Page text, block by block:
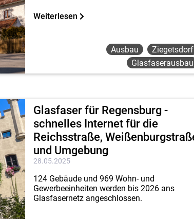
Weiterlesen
Ausbau
Ziegetsdorf
Glasfaserausbau
Glasfaser für Regensburg -
schnelles Internet für die
Reichsstraße,
und Umgebung
28.05.2025
124 Gebäude und 969 Wohn- und
Gewerbeeinheiten werden bis 2026 ans
Glasfasernetz angeschlossen.